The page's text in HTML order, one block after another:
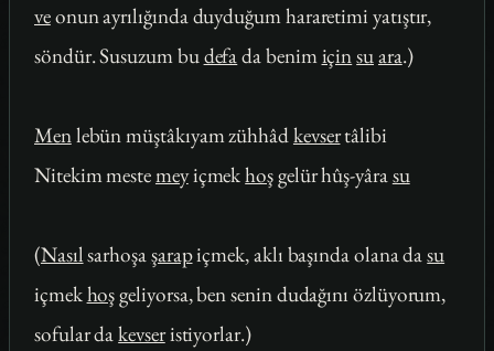
veonun ayrılığında duyduğum hararetimi yatıştır,
söndür. Susuzum budefada benimiçinsuara.)
Menlebün müştâkıyam zühhâdkevsertâlibi
Nitekim mestemeyiçmekhoşgelür hûş-yârasu
(Nasılsarhoşaşarapiçmek, aklı başında olana dasu
içmekhoşgeliyorsa, ben senin dudağını özlüyorum,
sofular dakevseristiyorlar.)